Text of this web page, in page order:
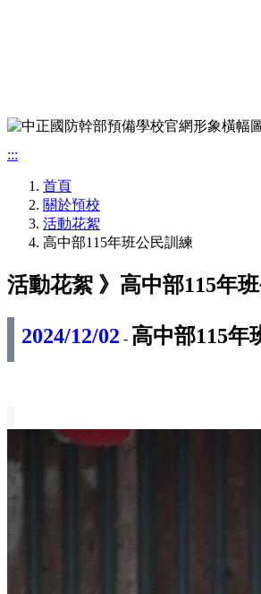
:::
首頁
關於預校
活動花絮
高中部115年班公民訓練
活動花絮 》 高中部115年
2024/12/02 - 高中部115年